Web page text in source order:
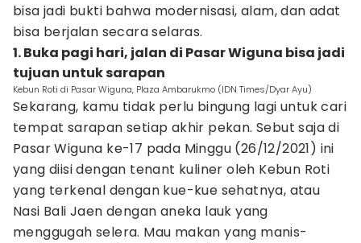
bisa jadi bukti bahwa modernisasi, alam, dan adat
bisa berjalan secara selaras.
1. Buka pagi hari, jalan di Pasar Wiguna bisa jadi
tujuan untuk sarapan
Kebun Roti di Pasar Wiguna, Plaza Ambarukmo (IDN Times/Dyar Ayu)
Sekarang, kamu tidak perlu bingung lagi untuk cari
tempat sarapan setiap akhir pekan. Sebut saja di
Pasar Wiguna ke-17 pada Minggu (26/12/2021) ini
yang diisi dengan tenant kuliner oleh Kebun Roti
yang terkenal dengan kue-kue sehatnya, atau
Nasi Bali Jaen dengan aneka lauk yang
menggugah selera. Mau makan yang manis-